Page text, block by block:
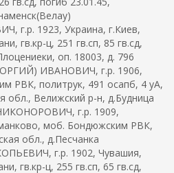
г.р. 1923, Украина, г.Киев,
гв.кр-ц, 251 гв.сп, 85 гв.сд,
оп. 18003, д. 796
ИВАНОВИЧ, г.р. 1906,
РВК, политрук, 491 осапб, 4 уА,
обл., Велижский р-н, д.Будница
г.р. 1909,
моб. Бондюжским РВК,
обл., д.Песчанка
г.р. 1902, Чувашия,
гв.кр-ц, 255 гв.сп, 65 гв.сд,